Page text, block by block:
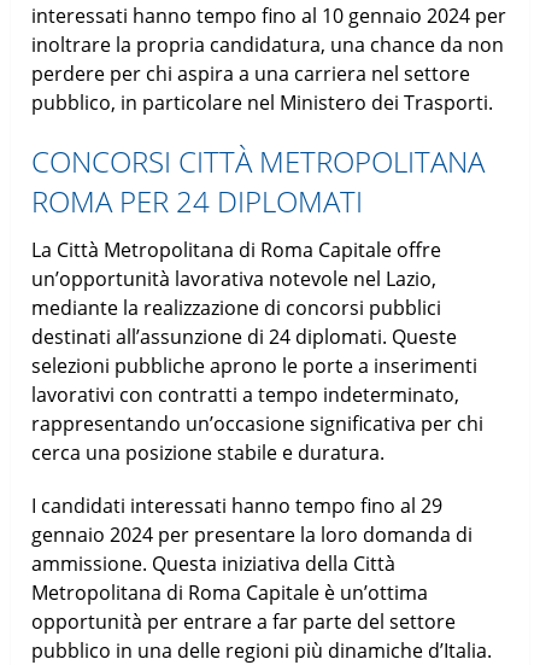
interessati hanno tempo fino al 10 gennaio 2024 per
inoltrare la propria candidatura, una chance da non
perdere per chi aspira a una carriera nel settore
pubblico, in particolare nel Ministero dei Trasporti.
CONCORSI CITTÀ METROPOLITANA
ROMA PER 24 DIPLOMATI
La Città Metropolitana di Roma Capitale offre
un’opportunità lavorativa notevole nel Lazio,
mediante la realizzazione di concorsi pubblici
destinati all’assunzione di 24 diplomati. Queste
selezioni pubbliche aprono le porte a inserimenti
lavorativi con contratti a tempo indeterminato,
rappresentando un’occasione significativa per chi
cerca una posizione stabile e duratura.
I candidati interessati hanno tempo fino al 29
gennaio 2024 per presentare la loro domanda di
ammissione. Questa iniziativa della Città
Metropolitana di Roma Capitale è un’ottima
opportunità per entrare a far parte del settore
pubblico in una delle regioni più dinamiche d’Italia.